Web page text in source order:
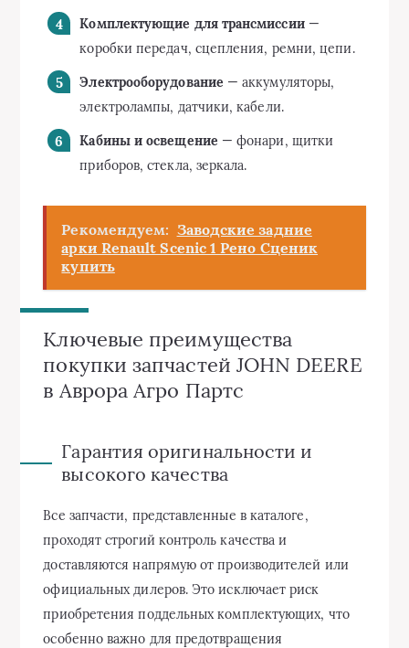
Комплектующие для трансмиссии—
коробки передач, сцепления, ремни, цепи.
Электрооборудование — аккумуляторы,
электролампы, датчики, кабели.
Кабины и освещение — фонари, щитки
приборов, стекла, зеркала.
Рекомендуем: Заводские задние
арки Renault Scenic 1 Рено Сценик
купить
Ключевые преимущества
покупки запчастей JOHN DEERE
в Аврора Агро Партс
Гарантия оригинальности и
высокого качества
Все запчасти, представленные в каталоге,
проходят строгий контроль качества и
доставляются напрямую от производителей или
официальных дилеров. Это исключает риск
приобретения поддельных комплектующих, что
особенно важно для предотвращения